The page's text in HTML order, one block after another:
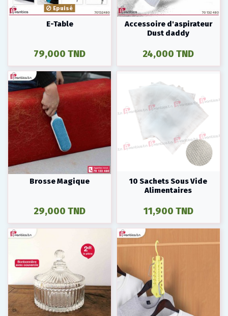
Epuisé
E-Table
79,000 TND
Accessoire d'aspirateur
Dust daddy
24,000 TND
Brosse Magique
29,000 TND
10 Sachets Sous Vide
Alimentaires
11,900 TND